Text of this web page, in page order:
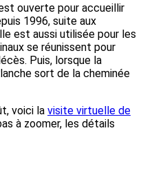
ouverte pour accueillir
1996, suite aux
est aussi utilisée pour les
se réunissent pour
Puis, lorsque la
sort de la cheminée
voici la visite virtuelle de
à zoomer, les détails